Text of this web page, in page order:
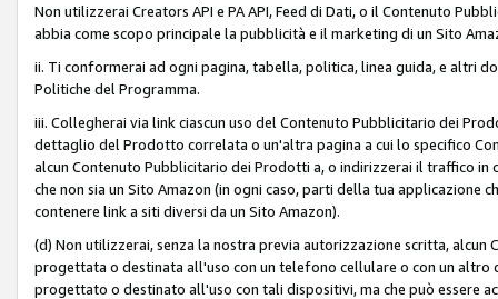
Non utilizzerai Creators API e PA API, Feed di Dati, o il Contenuto
abbia come scopo principale la pubblicità e il marketing di un Sito
ii. Ti conformerai ad ogni pagina, tabella, politica, linea guida, e altri
Politiche del Programma.
iii. Collegherai via link ciascun uso del Contenuto Pubblicitario dei
dettaglio del Prodotto correlata o un'altra pagina a cui lo specifico
alcun Contenuto Pubblicitario dei Prodotti a, o indirizzerai il traffico in
che non sia un Sito Amazon (in ogni caso, parti della tua
contenere link a siti diversi da un Sito Amazon).
(d) Non utilizzerai, senza la nostra previa autorizzazione scritta,
progettata o destinata all'uso con un telefono cellulare o con un
progettato o destinato all'uso con tali dispositivi, ma che può essere